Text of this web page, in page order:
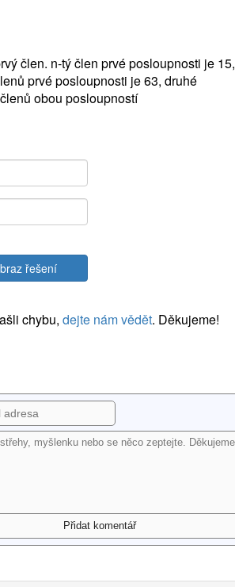
člen. n-tý člen prvé posloupnosti je 15,
prvé posloupnosti je 63, druhé
obou posloupností
řešení
chybu, dejte nám vědět. Děkujeme!